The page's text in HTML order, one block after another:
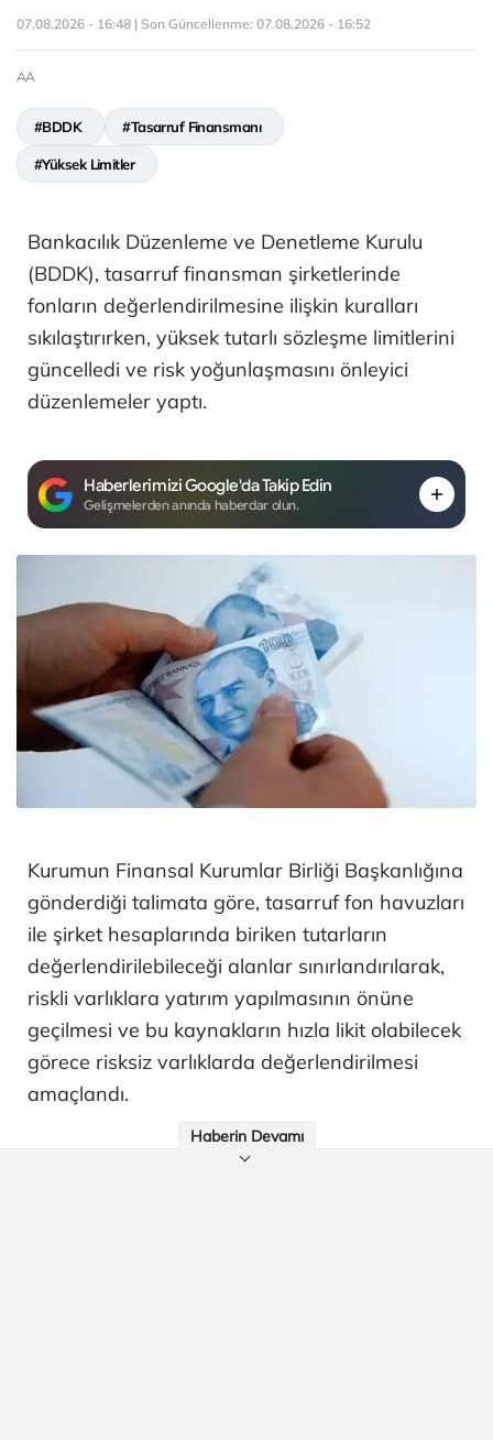
07.08.2026 - 16:48 | Son Güncellenme: 07.08.2026 - 16:52
AA
#BDDK #Tasarruf Finansmanı
#Yüksek Limitler
Bankacılık Düzenleme ve Denetleme Kurulu
(BDDK), tasarruf finansman şirketlerinde
fonların değerlendirilmesine ilişkin kuralları
sıkılaştırırken, yüksek tutarlı sözleşme limitlerini
güncelledi ve risk yoğunlaşmasını önleyici
düzenlemeler yaptı.
Haberlerimizi Google'da Takip Edin
Gelişmelerden anında haberdar olun.
Kurumun Finansal Kurumlar Birliği Başkanlığına
gönderdiği talimata göre, tasarruf fon havuzları
ile şirket hesaplarında biriken tutarların
değerlendirilebileceği alanlar sınırlandırılarak,
riskli varlıklara yatırım yapılmasının önüne
geçilmesi ve bu kaynakların hızla likit olabilecek
görece risksiz varlıklarda değerlendirilmesi
amaçlandı.
Haberin Devamı